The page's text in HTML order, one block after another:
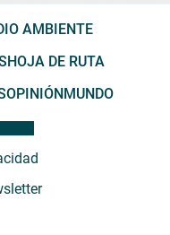
AMBIENTE
HOJA DE RUTA
OPINIÓN MUNDO